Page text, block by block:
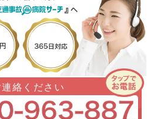
絡ください